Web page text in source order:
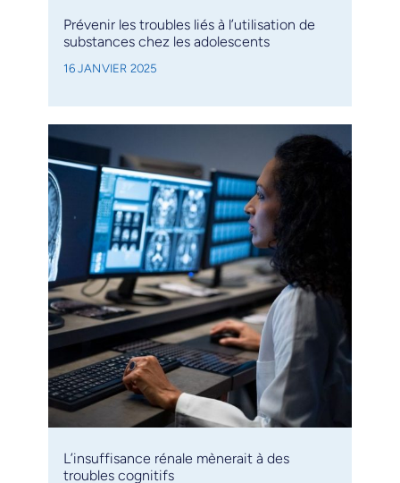
Prévenir les troubles liés à l’utilisation de
substances chez les adolescents
16 JANVIER 2025
L’insuffisance rénale mènerait à des
troubles cognitifs